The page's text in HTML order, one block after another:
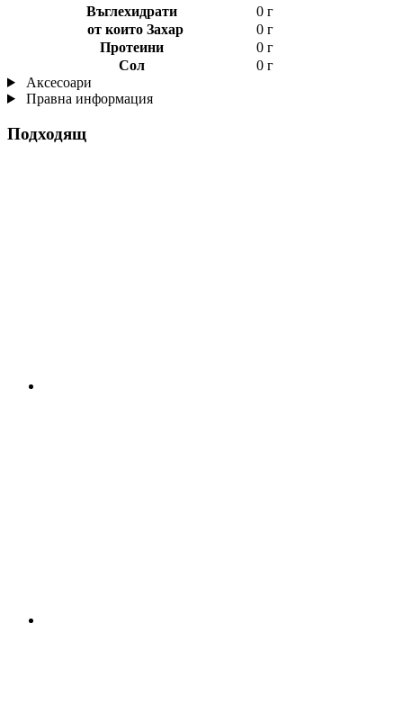
Въглехидрати
0 г
от които Захар
0 г
Протеини
0 г
Сол
0 г
Аксесоари
Правна информация
Подходящ